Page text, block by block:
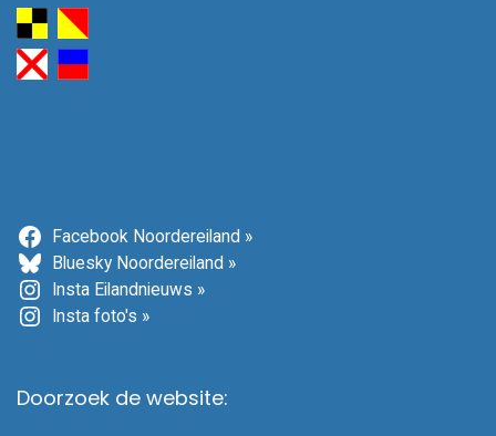
Facebook Noordereiland »
Bluesky Noordereiland »
Insta Eilandnieuws »
Insta foto's »
Doorzoek de website: